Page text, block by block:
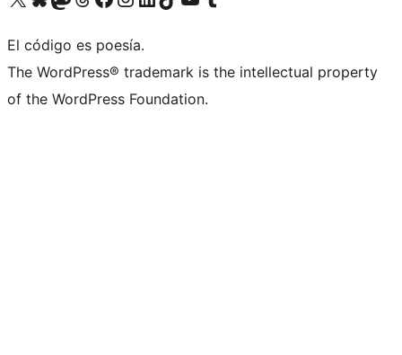
El código es poesía.
The WordPress® trademark is the intellectual property
of the WordPress Foundation.